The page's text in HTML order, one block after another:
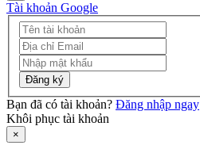
Tài khoản Google
Đăng ký
Bạn đã có tài khoản? Đăng nhập ngay
Khôi phục tài khoản
×